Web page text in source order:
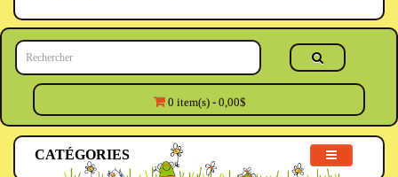
0 item(s) - 0,00$
CATÉGORIES